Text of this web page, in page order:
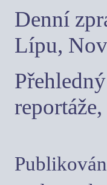
Denní
Lípu,